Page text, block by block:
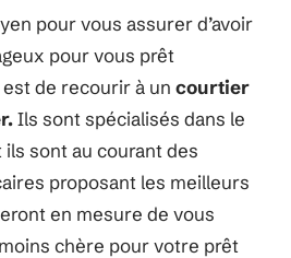
pour vous assurer d’avoir
pour vous prêt
est de recourir à un courtier
Ils sont spécialisés dans le
sont au courant des
proposant les meilleurs
en mesure de vous
chère pour votre prêt